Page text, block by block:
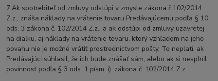
7.Ak spotrebiteľ od zmluvy odstúpi v zmysle zákona č.102/2014
Z.z., znáša náklady na vrátenie tovaru Predávajúcemu podľa § 10
ods. 3 zákona č. 102/2014 Z.z., a ak odstúpi od zmluvy uzavretej
na diaľku, aj náklady na vrátenie tovaru, ktorý vzhľadom na jeho
povahu nie je možné vrátiť prostredníctvom pošty, To neplatí, ak
Predávajúci súhlasil, že ich bude znášať sám, alebo ak si nesplnil
povinnosť podľa § 3 ods. 1 písm. i). zákona č. 102/2014 Z.z.